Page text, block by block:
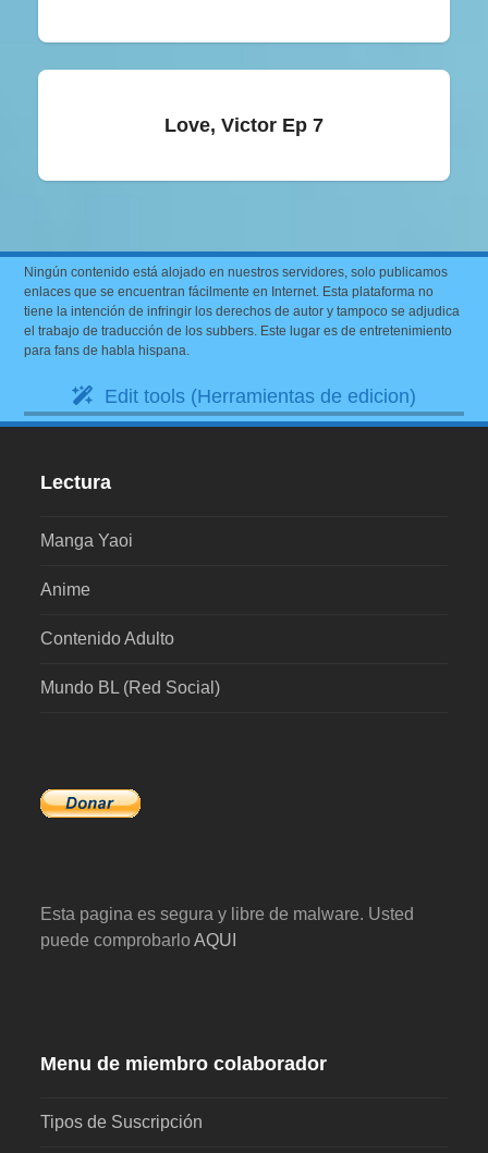
Love, Victor Ep 7
Ningún contenido está alojado en nuestros servidores, solo publicamos
enlaces que se encuentran fácilmente en Internet. Esta plataforma no
tiene la intención de infringir los derechos de autor y tampoco se adjudica
el trabajo de traducción de los subbers. Este lugar es de entretenimiento
para fans de habla hispana.
Edit tools (Herramientas de edicion)
Lectura
Manga Yaoi
Anime
Contenido Adulto
Mundo BL (Red Social)
Esta pagina es segura y libre de malware. Usted
puede comprobarloAQUI
Menu de miembro colaborador
Tipos de Suscripción